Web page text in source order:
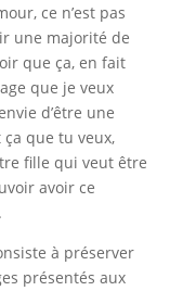
ce n’est pas
une majorité de
que ça, en fait
que je veux
d’être une
ça que tu veux,
fille qui veut être
avoir ce
à préserver
présentés aux